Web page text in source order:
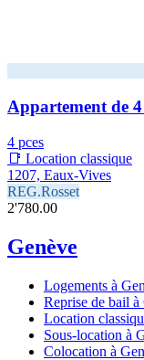
Appartement de 4
4 pces
📑 Location classique
1207, Eaux-Vives
REG.Rosset
2'780.00
Genève
Logements à
Reprise de bail à
Location
Sous-location à
Colocation à